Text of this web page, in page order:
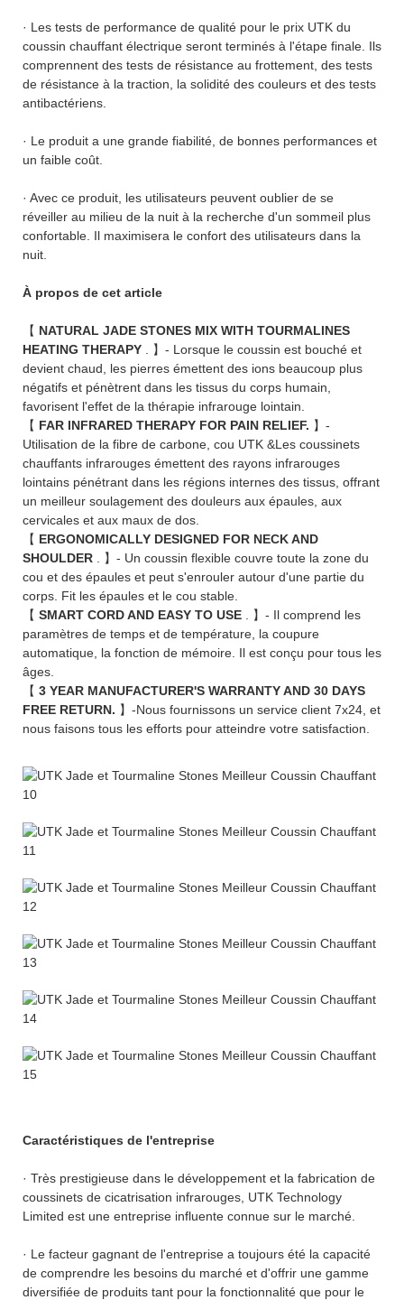
· Les tests de performance de qualité pour le prix UTK du
coussin chauffant électrique seront terminés à l'étape finale. Ils
comprennent des tests de résistance au frottement, des tests
de résistance à la traction, la solidité des couleurs et des tests
antibactériens.
· Le produit a une grande fiabilité, de bonnes performances et
un faible coût.
· Avec ce produit, les utilisateurs peuvent oublier de se
réveiller au milieu de la nuit à la recherche d'un sommeil plus
confortable. Il maximisera le confort des utilisateurs dans la
nuit.
À propos de cet article
【 NATURAL JADE STONES MIX WITH TOURMALINES
HEATING THERAPY
. 】- Lorsque le coussin est bouché et
devient chaud, les pierres émettent des ions beaucoup plus
négatifs et pénètrent dans les tissus du corps humain,
favorisent l'effet de la thérapie infrarouge lointain.
【 FAR INFRARED THERAPY FOR PAIN RELIEF. 】-
Utilisation de la fibre de carbone, cou UTK &Les coussinets
chauffants infrarouges émettent des rayons infrarouges
lointains pénétrant dans les régions internes des tissus, offrant
un meilleur soulagement des douleurs aux épaules, aux
cervicales et aux maux de dos.
【 ERGONOMICALLY DESIGNED FOR NECK AND
SHOULDER
. 】- Un coussin flexible couvre toute la zone du
cou et des épaules et peut s'enrouler autour d'une partie du
corps. Fit les épaules et le cou stable.
【 SMART CORD AND EASY TO USE
. 】- Il comprend les
paramètres de temps et de température, la coupure
automatique, la fonction de mémoire. Il est conçu pour tous les
âges.
【 3 YEAR MANUFACTURER'S WARRANTY AND 30 DAYS
FREE RETURN. 】-Nous fournissons un service client 7x24, et
nous faisons tous les efforts pour atteindre votre satisfaction.
Caractéristiques de l'entreprise
· Très prestigieuse dans le développement et la fabrication de
coussinets de cicatrisation infrarouges, UTK Technology
Limited est une entreprise influente connue sur le marché.
· Le facteur gagnant de l'entreprise a toujours été la capacité
de comprendre les besoins du marché et d'offrir une gamme
diversifiée de produits tant pour la fonctionnalité que pour le